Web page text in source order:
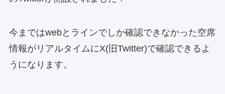
今まではwebとラインでしか確認できなかった空席
情報がリアルタイムにX(旧Twitter)で確認できるよ
うになります。